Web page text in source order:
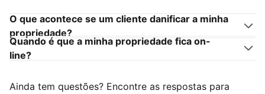
O que acontece se um cliente danificar a minha
propriedade?
Quando é que a minha propriedade fica on-
line?
Ainda tem questões? Encontre as respostas para